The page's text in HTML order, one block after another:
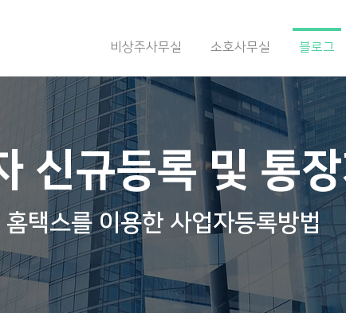
비상주사무실 소호사무실 블로그
신규등록 및 통
홈택스를 이용한 사업자등록방법